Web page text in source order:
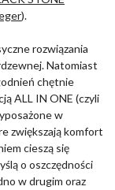
).
rozwiązania
Natomiast
chętnie
ALL IN ONE (czyli
w
zwiększają komfort
cieszą się
o oszczędności
w drugim oraz